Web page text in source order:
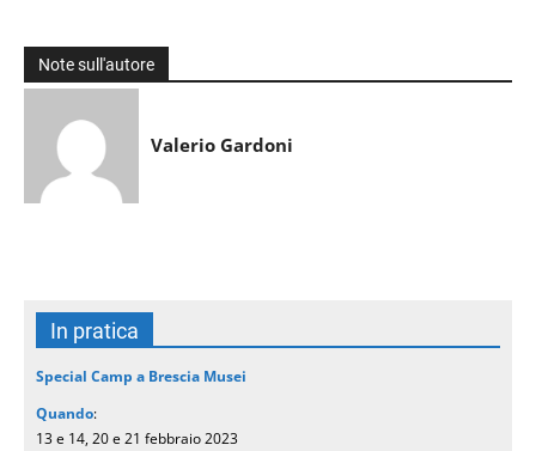
Note sull'autore
Valerio Gardoni
In pratica
Special Camp a Brescia Musei
Quando:
13 e 14, 20 e 21 febbraio 2023